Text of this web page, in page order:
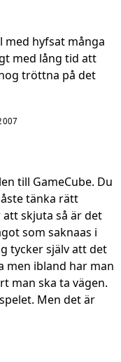
med hyfsat många
med lång tid att
tröttna på det
till GameCube. Du
tänka rätt
skjuta så är det
som saknaas i
tycker själv att det
men ibland har man
man ska ta vägen.
Men det är